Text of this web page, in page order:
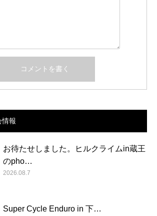
情報
お待たせしました。ヒルクライムin蔵王
のpho…
2026.08.7
Super Cycle Enduro in 下…